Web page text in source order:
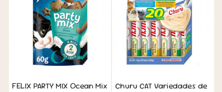
FELIX PARTY MIX Ocean Mix
Churu CAT Variedades de